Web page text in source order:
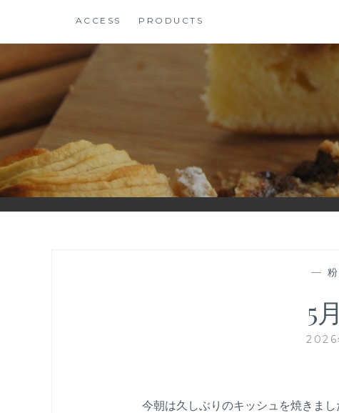
テ
ン
ツ
ス
キ
ッ
プ
ACCESS PRODUCTS
—
5
2026
今朝は久しぶりのキッシュを焼きま